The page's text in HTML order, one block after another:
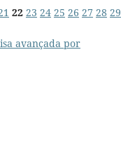
22 23 24 25 26 27 28 29
avançada por